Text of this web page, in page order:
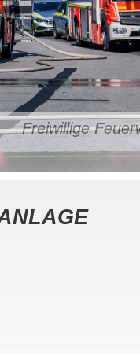
Freiwillige